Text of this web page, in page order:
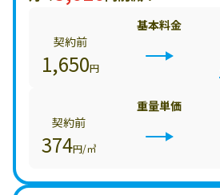
基本料金
契約前
1,650円
重量単価
契約前
374円/㎥